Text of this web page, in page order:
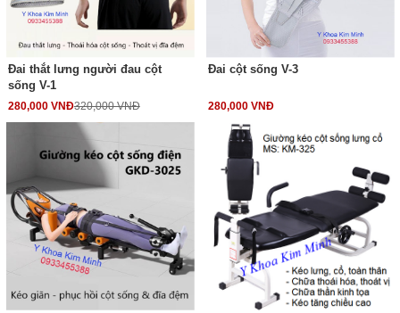
Đai thắt lưng người đau cột
sống V-1
280,000 VNĐ320,000 VNĐ
Đai cột sống V-3
280,000 VNĐ